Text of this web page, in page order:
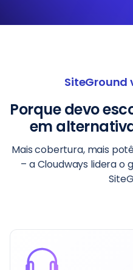
SiteGround
Porque devo
em
Mais cobertura, mais
– a Cloudways lidera o